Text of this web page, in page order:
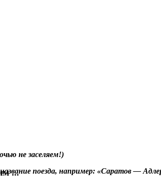
...
не заселяем!)
поезда, например: «Саратов —